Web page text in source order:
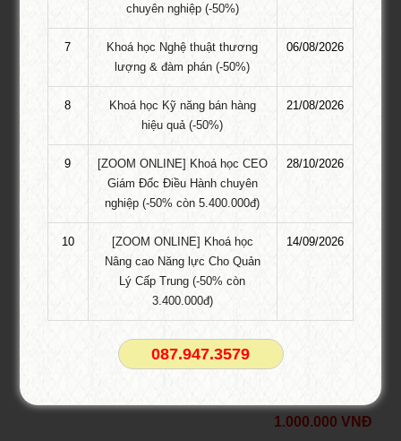
Khóa học Sử dụng KPIs trong đánh giá
hiệu quả công việc!
Khóa học Sử Dụng KPIs trong đánh giá hiệu quả công việc Tại
công cụ hữu hiệu này nâng cao hiệu suất làm việc của nhân
viên,Tổ chức Giáo dục Đào tạo PTI đã thiết kế chương trình đào
tạo “Sử …
Khóa Học Marketing Digital Tại HCM
2.000.000 VNĐ
Khóa Học Đào tạo Marketing Online
Cấp Tốc tại HCM
2.800.000 VNĐ
2.000.000 VNĐ
1501 cách khen thưởng nhân viên
1.800.000 VNĐ
1.000.000 VNĐ
chuyên nghiệp (-50%)
7
Khoá học Nghệ thuật thương
lượng & đàm phán (-50%)
06/08/2026
8
Khoá học Kỹ năng bán hàng
hiệu quả (-50%)
21/08/2026
9
[ZOOM ONLINE] Khoá học CEO
Giám Đốc Điều Hành chuyên
nghiệp (-50% còn 5.400.000đ)
28/10/2026
10
[ZOOM ONLINE] Khoá học
Nâng cao Năng lực Cho Quản
Lý Cấp Trung (-50% còn
3.400.000đ)
14/09/2026
087.947.3579